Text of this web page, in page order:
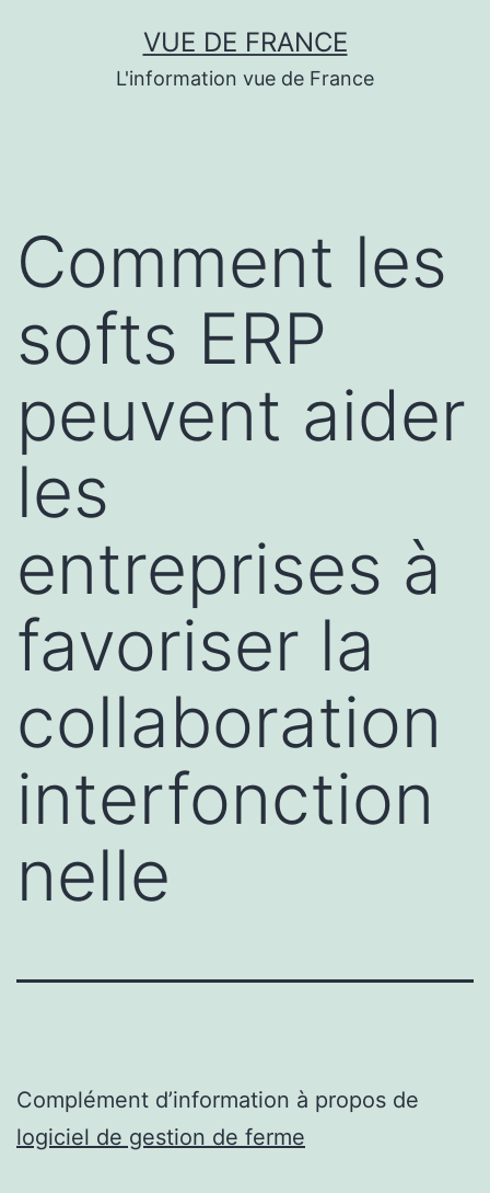
VUE DE FRANCE
L'information vue de France
Comment les
softs ERP
peuvent aider
les
entreprises à
favoriser la
collaboration
interfonction
nelle
Complément d’information à propos de
logiciel de gestion de ferme